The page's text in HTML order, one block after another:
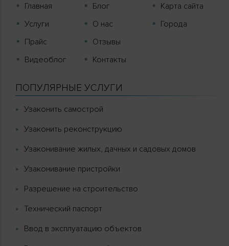
Главная
Услуги
Прайс
Видеоблог
Блог
О нас
Отзывы
Контакты
Карта сайта
Города
ПОПУЛЯРНЫЕ УСЛУГИ
Узаконить самострой
Узаконить реконструкцию
Узаконивание жилых, дачных и садовых домов
Узаконивание пристройки
Разрешение на строительство
Технический паспорт
Ввод в эксплуатацию объектов